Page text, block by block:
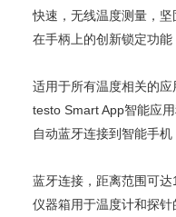
快速，无线温度测量，坚
在手柄上的创新锁定功
适用于所有温度相关的
testo Smart App智能应
自动蓝牙连接到智能手
蓝牙连接，距离范围可达
仪器箱用于温度计和探